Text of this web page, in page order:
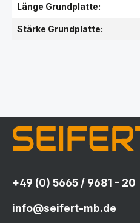
Länge Grundplatte:
Stärke Grundplatte:
+49 (0) 5665 / 9681 - 20
info@seifert-mb.de